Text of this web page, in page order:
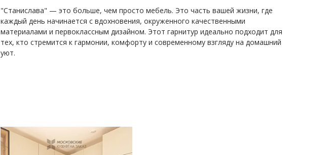
"Станислава" — это больше, чем просто мебель. Это часть вашей жизни, где
каждый день начинается с вдохновения, окруженного качественными
материалами и первоклассным дизайном. Этот гарнитур идеально подходит для
тех, кто стремится к гармонии, комфорту и современному взгляду на домашний
уют.